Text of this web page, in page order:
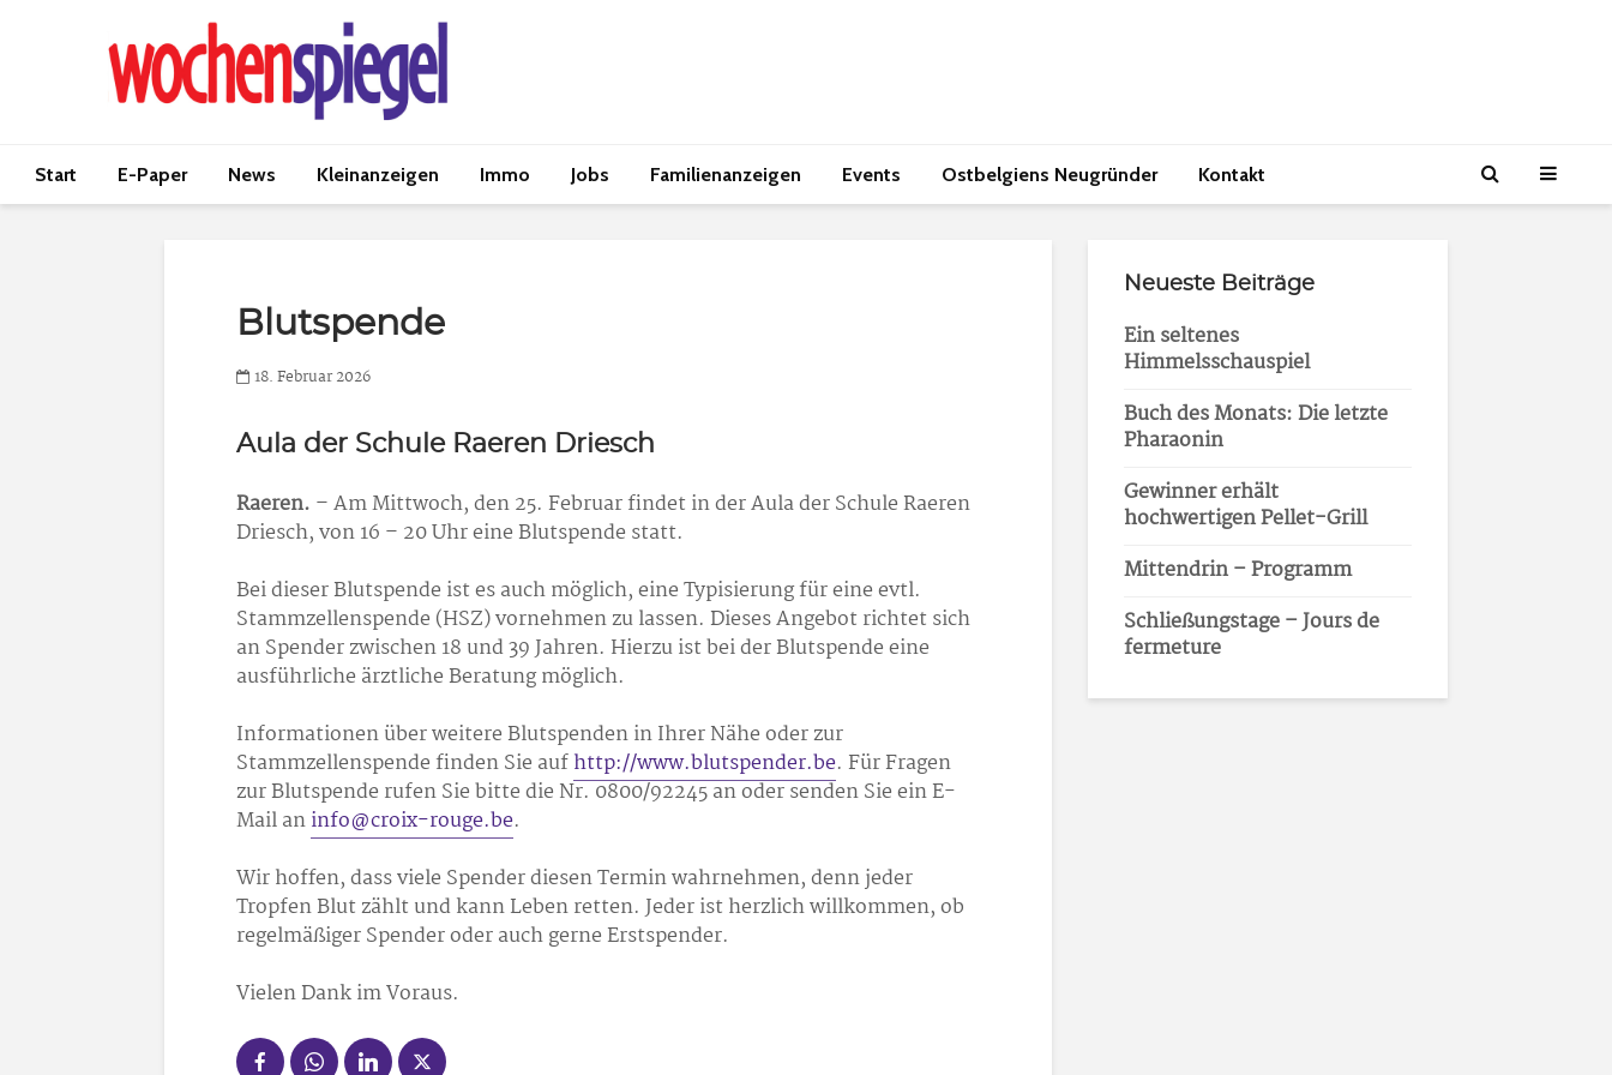
Start E-Paper News Kleinanzeigen Immo Jobs Familienanzeigen Events Ostbelgiens Neugründer Kontakt
Blutspende
18. Februar 2026
Aula der Schule Raeren Driesch
Raeren. – Am Mittwoch, den 25. Februar findet in der Aula der Schule Raeren
Driesch, von 16 – 20 Uhr eine Blutspende statt.
Bei dieser Blutspende ist es auch möglich, eine Typisierung für eine evtl.
Stammzellenspende (HSZ) vornehmen zu lassen. Dieses Angebot richtet sich
an Spender zwischen 18 und 39 Jahren. Hierzu ist bei der Blutspende eine
ausführliche ärztliche Beratung möglich.
Informationen über weitere Blutspenden in Ihrer Nähe oder zur
Stammzellenspende finden Sie aufhttp://www.blutspender.be. Für Fragen
zur Blutspende rufen Sie bitte die Nr. 0800/92245 an oder senden Sie ein E-
Mail aninfo@croix-rouge.be.
Wir hoffen, dass viele Spender diesen Termin wahrnehmen, denn jeder
Tropfen Blut zählt und kann Leben retten. Jeder ist herzlich willkommen, ob
regelmäßiger Spender oder auch gerne Erstspender.
Vielen Dank im Voraus.
Neueste Beiträge
Ein seltenes
Himmelsschauspiel
Buch des Monats: Die letzte
Pharaonin
Gewinner erhält
hochwertigen Pellet-Grill
Mittendrin – Programm
Schließungstage – Jours de
fermeture